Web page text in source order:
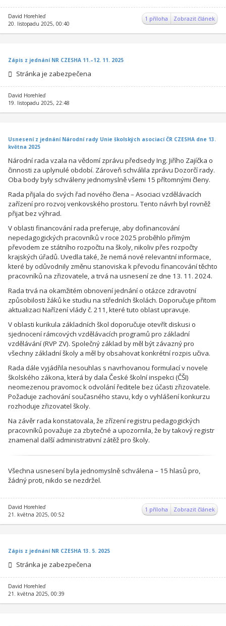
David Horehleď
20. listopadu 2025, 00:40
1 příloha Zobrazit článek
Zápis z jednání NR CZESHA 11.–12. 11. 2025
Stránka je zabezpečena
David Horehleď
19. listopadu 2025, 22:48
Usnesení z jednání Národní rady Unie školských asociací ČR CZESHA dne 13.
května 2025
Národní rada vzala na vědomí zprávu předsedy Ing. Jiřího Zajíčka o
činnosti za uplynulé období. Zároveň schválila zprávu Dozorčí rady.
Oba body byly schváleny jednomyslně všemi 15 přítomnými členy.
Rada přijala do svých řad nového člena – Asociaci vzdělávacích
zařízení pro rozvoj venkovského prostoru. Tento návrh byl rovněž
přijat bez výhrad.
V oblasti financování rada preferuje, aby dofinancování
nepedagogických pracovníků v roce 2025 proběhlo přímým
převodem ze státního rozpočtu na školy, nikoliv přes rozpočty
krajských úřadů. Uvedla také, že nemá nové relevantní informace,
které by odůvodnily změnu stanoviska k převodu financování těchto
pracovníků na zřizovatele, a trvá na usnesení ze dne 13. 11. 2024.
Rada trvá na okamžitém obnovení jednání o otázce zdravotní
způsobilosti žáků ke studiu na středních školách. Doporučuje přitom
aktualizaci Nařízení vlády č. 211, které tuto oblast upravuje.
V oblasti kurikula základních škol doporučuje otevřít diskusi o
sjednocení rámcových vzdělávacích programů pro základní
vzdělávání (RVP ZV). Společný základ by měl být závazný pro
všechny základní školy a měl by obsahovat konkrétní rozpis učiva.
Rada dále vyjádřila nesouhlas s navrhovanou formulací v novele
školského zákona, která by dala České školní inspekci (ČŠI)
neomezenou pravomoc k odvolání ředitele bez účasti zřizovatele.
Požaduje zachování současného stavu, kdy o vyhlášení konkurzu
rozhoduje zřizovatel školy.
Na závěr rada konstatovala, že zřízení registru pedagogických
pracovníků považuje za zbytečné a upozornila, že by takový registr
znamenal další administrativní zátěž pro školy.
Všechna usnesení byla jednomyslně schválena – 15 hlasů pro,
žádný proti, nikdo se nezdržel.
David Horehleď
21. května 2025, 00:52
1 příloha Zobrazit článek
Zápis z jednání NR CZESHA 13. 5. 2025
Stránka je zabezpečena
David Horehleď
21. května 2025, 00:39